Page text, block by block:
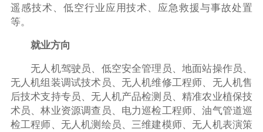
遥感技术、低空行业应用技术、应急救援与事故处置
等。
就业方向
无人机驾驶员、低空安全管理员、地面站操作员、
无人机组装调试技术员、无人机维修工程师、无人机售
后技术支持专员、无人机产品检测员、精准农业植保技
术员、林业资源调查员、电力巡检工程师、油气管道巡
检工程师、无人机测绘员、三维建模师、无人机表演策